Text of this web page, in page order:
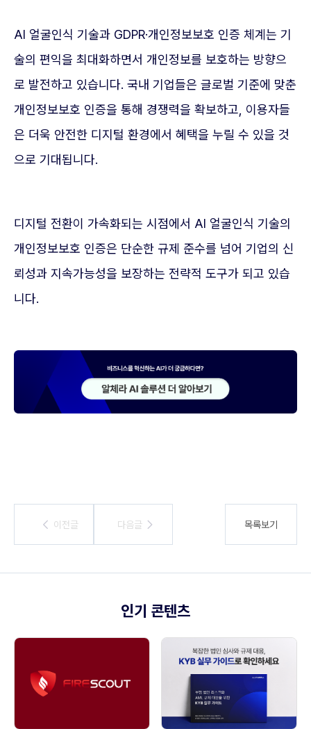
AI 얼굴인식 기술과 GDPR·개인정보보호 인증 체계는 기
술의 편익을 최대화하면서 개인정보를 보호하는 방향으
로 발전하고 있습니다. 국내 기업들은 글로벌 기준에 맞춘
개인정보보호 인증을 통해 경쟁력을 확보하고, 이용자들
은 더욱 안전한 디지털 환경에서 혜택을 누릴 수 있을 것
으로 기대됩니다.
디지털 전환이 가속화되는 시점에서 AI 얼굴인식 기술의
개인정보보호 인증은 단순한 규제 준수를 넘어 기업의 신
뢰성과 지속가능성을 보장하는 전략적 도구가 되고 있습
니다.
이전글
이전글 다음글
다음글 목록보기
인기 콘텐츠